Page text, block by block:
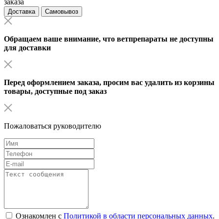
Доставка Самовывоз
Обращаем ваше внимание, что ветпрепараты не доступны
для доставки
Перед оформлением заказа, просим вас удалить из корзины
товары, доступные под заказ
Пожаловаться руководителю
Ознакомлен с Политикой в области персональных данных.